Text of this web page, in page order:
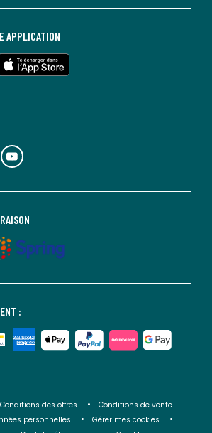
:
APPLICATION
Conditions des offres
Conditions de vente
personnelles
Gérer mes cookies